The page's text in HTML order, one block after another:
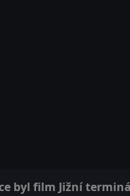
byl film Jižní